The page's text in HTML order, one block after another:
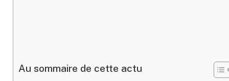
Au sommaire de cette actu